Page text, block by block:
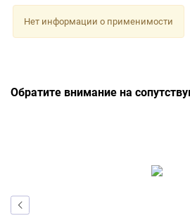
Нет информации о применимости
Обратите внимание на